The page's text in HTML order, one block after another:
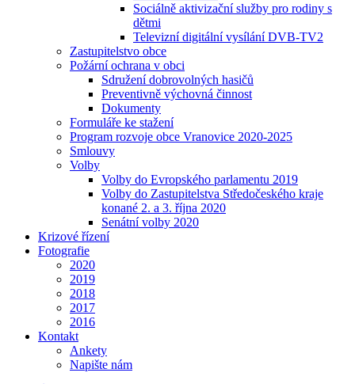
Sociálně aktivizační služby pro rodiny s
dětmi
Televizní digitální vysílání DVB-TV2
Zastupitelstvo obce
Požární ochrana v obci
Sdružení dobrovolných hasičů
Preventivně výchovná činnost
Dokumenty
Formuláře ke stažení
Program rozvoje obce Vranovice 2020-2025
Smlouvy
Volby
Volby do Evropského parlamentu 2019
Volby do Zastupitelstva Středočeského kraje
konané 2. a 3. října 2020
Senátní volby 2020
Krizové řízení
Fotografie
2020
2019
2018
2017
2016
Kontakt
Ankety
Napište nám